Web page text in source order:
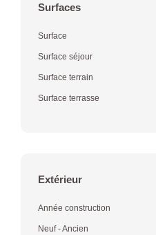
Surfaces
Surface
Surface séjour
Surface terrain
Surface terrasse
Extérieur
Année construction
Neuf - Ancien